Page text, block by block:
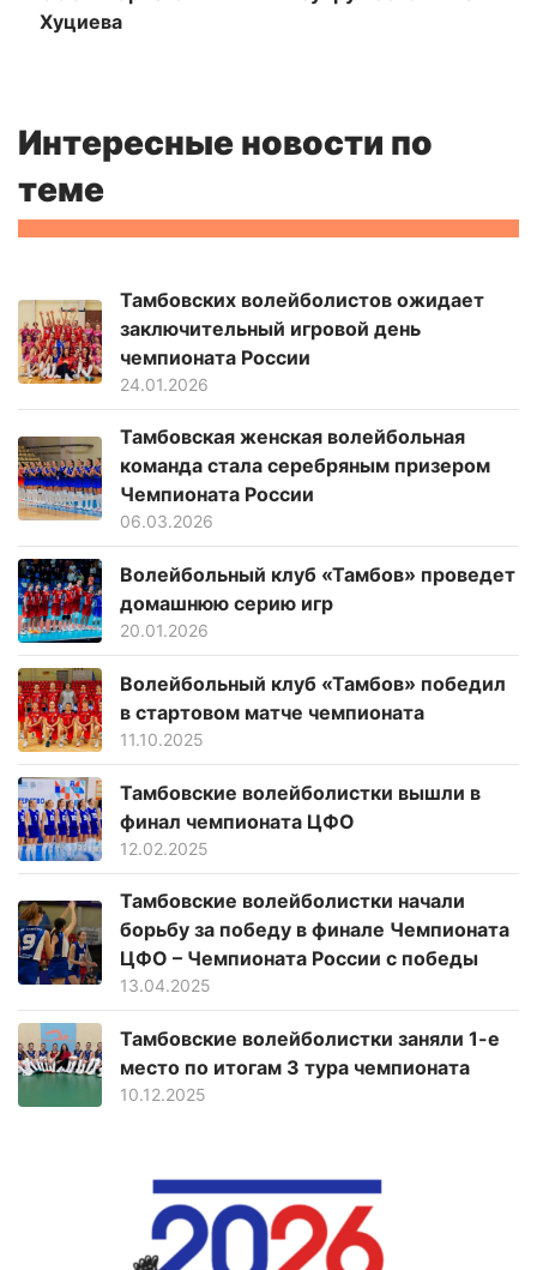
Хуциева
Интересные новости по
теме
Тамбовских волейболистов ожидает
заключительный игровой день
чемпионата России
24.01.2026
Тамбовская женская волейбольная
команда стала серебряным призером
Чемпионата России
06.03.2026
Волейбольный клуб «Тамбов» проведет
домашнюю серию игр
20.01.2026
Волейбольный клуб «Тамбов» победил
в стартовом матче чемпионата
11.10.2025
Тамбовские волейболистки вышли в
финал чемпионата ЦФО
12.02.2025
Тамбовские волейболистки начали
борьбу за победу в финале Чемпионата
ЦФО – Чемпионата России с победы
13.04.2025
Тамбовские волейболистки заняли 1-е
место по итогам 3 тура чемпионата
10.12.2025